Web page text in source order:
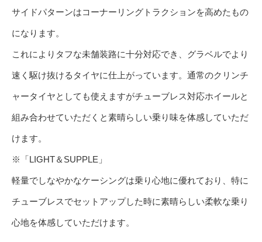
サイドパターンはコーナーリングトラクションを高めたもの
になります。
これによりタフな未舗装路に十分対応でき、グラベルでより
速く駆け抜けるタイヤに仕上がっています。通常のクリンチ
ャータイヤとしても使えますがチューブレス対応ホイールと
組み合わせていただくと素晴らしい乗り味を体感していただ
けます。
※「LIGHT＆SUPPLE」
軽量でしなやかなケーシングは乗り心地に優れており、特に
チューブレスでセットアップした時に素晴らしい柔軟な乗り
心地を体感していただけます。